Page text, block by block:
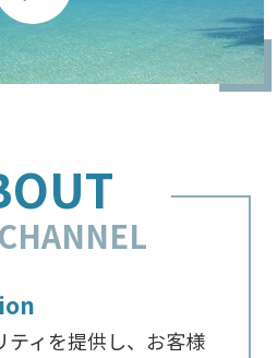
ティを提供し、お客様